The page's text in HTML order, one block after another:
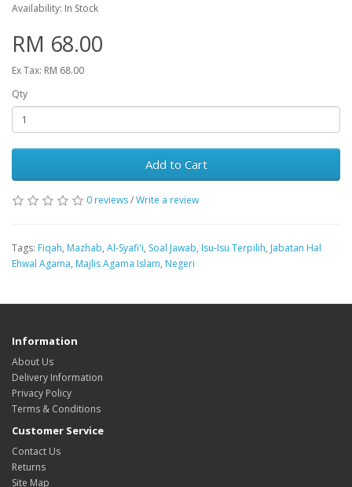
Availability: In Stock
RM 68.00
Ex Tax: RM 68.00
Qty
Add to Cart
0 reviews/Write a review
Tags: Fiqah, Mazhab, Al-Syafi'i, Soal Jawab, Isu-Isu Terpilih, Jabatan Hal
Ehwal Agama, Majlis Agama Islam, Negeri
Information
About Us
Delivery Information
Privacy Policy
Terms & Conditions
Customer Service
Contact Us
Returns
Site Map